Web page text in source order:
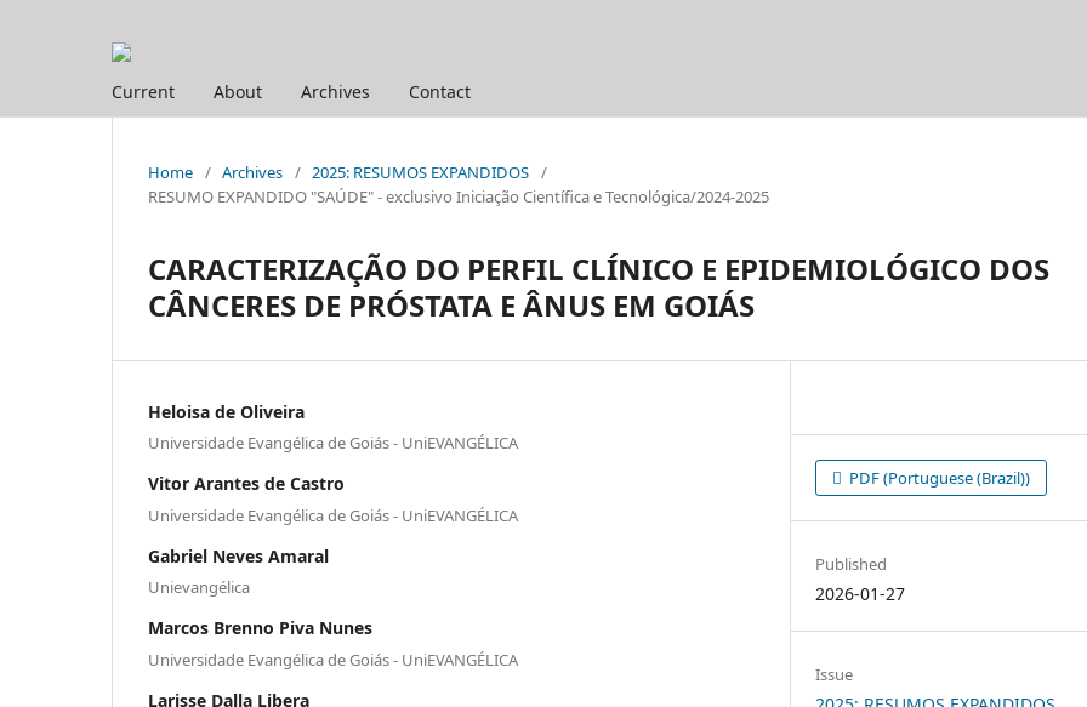
Current About Archives Contact
Home / Archives / 2025: RESUMOS EXPANDIDOS /
RESUMO EXPANDIDO "SAÚDE" - exclusivo Iniciação Científica e Tecnológica/2024-2025
CARACTERIZAÇÃO DO PERFIL CLÍNICO E EPIDEMIOLÓGICO DOS
CÂNCERES DE PRÓSTATA E ÂNUS EM GOIÁS
Heloisa de Oliveira
Universidade Evangélica de Goiás - UniEVANGÉLICA
Vitor Arantes de Castro
Universidade Evangélica de Goiás - UniEVANGÉLICA
Gabriel Neves Amaral
Unievangélica
Marcos Brenno Piva Nunes
Universidade Evangélica de Goiás - UniEVANGÉLICA
Larisse Dalla Libera
PDF (Portuguese (Brazil))
Published
2026-01-27
Issue